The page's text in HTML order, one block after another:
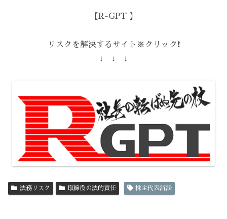
【R-GPT 】
リスクを解決するサイト※クリック❗️
↓ ↓ ↓
法務リスク 取締役の法的責任 株主代表訴訟